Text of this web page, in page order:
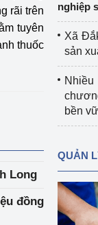
rãi trên
tuyên
thuốc
Long
đồng
nghiệp
Xã
sản
bền
QUẢN